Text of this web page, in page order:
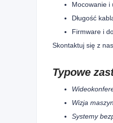
Typowe
Wizja
Systemy
Mocowanie i
Długość
Firmware i
Skontaktuj się z